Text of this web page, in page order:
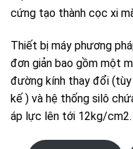
cứng tạo thành cọc xi
Thiết bị máy phương
đơn giản bao gồm một
đường kính thay đổi
kế ) và hệ thống silô
áp lực lên tới 12kg/cm2.